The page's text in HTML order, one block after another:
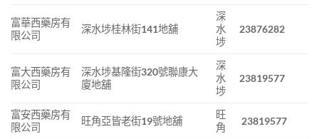
富華西藥房有
限公司
深水埗桂林街141地舖
深
水
埗
23876282
富大西藥房有
限公司
深水埗基隆街320號聯康大
廈地舖
深
水
埗
23819577
富安西藥房有
限公司
旺角亞皆老街19號地舖
旺
角
23819577